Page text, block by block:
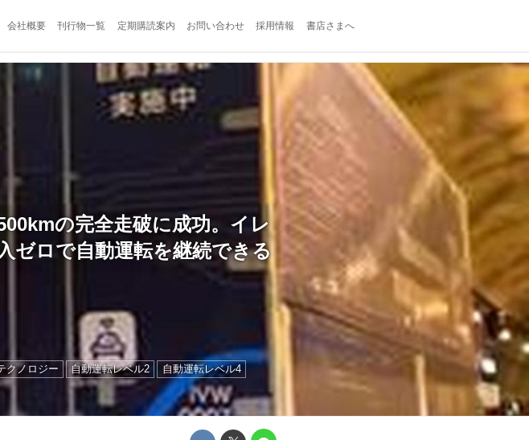
会社概要 刊行物一覧 定期購読案内 お問い合わせ 採用情報 書店さまへ
の完全走破に成功。イレ
ゼロで自動運転を継続できる
クノロジー 自動運転レベル2
自動運転レベル4